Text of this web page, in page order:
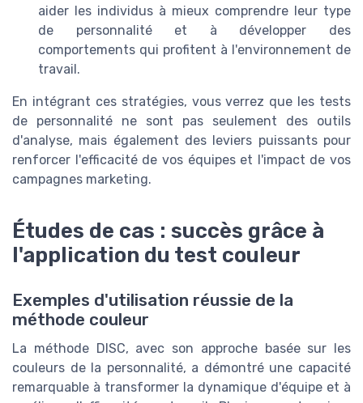
aider les individus à mieux comprendre leur type
de personnalité et à développer des
comportements qui profitent à l'environnement de
travail.
En intégrant ces stratégies, vous verrez que les tests
de personnalité ne sont pas seulement des outils
d'analyse, mais également des leviers puissants pour
renforcer l'efficacité de vos équipes et l'impact de vos
campagnes marketing.
Études de cas : succès grâce à
l'application du test couleur
Exemples d'utilisation réussie de la
méthode couleur
La méthode DISC, avec son approche basée sur les
couleurs de la personnalité, a démontré une capacité
remarquable à transformer la dynamique d'équipe et à